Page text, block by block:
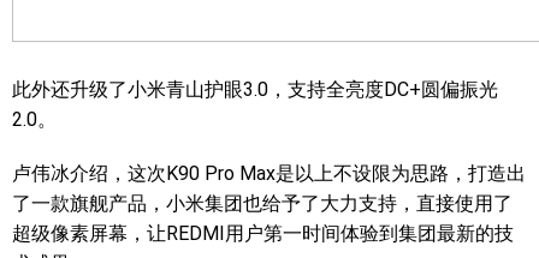
此外还升级了小米青山护眼3.0，支持全亮度DC+圆偏振光
2.0。
卢伟冰介绍，这次K90 Pro Max是以上不设限为思路，打造出
了一款旗舰产品，小米集团也给予了大力支持，直接使用了
超级像素屏幕，让REDMI用户第一时间体验到集团最新的技